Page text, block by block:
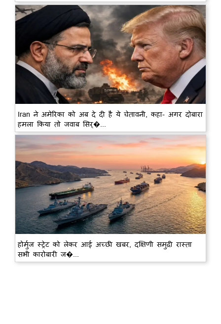
Iran ने अमेरिका को अब दे दी है ये चेतावनी, कहा- अगर दोबारा
हमला किया तो जवाब सिर्�...
होर्मुज स्ट्रेट को लेकर आई अच्छी खबर, दक्षिणी समुद्री रास्ता
सभी कारोबारी ज�...